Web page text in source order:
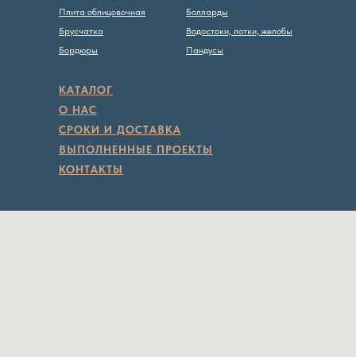
Болларды
Водостоки, лотки, желобы
Пандусы
КАТАЛОГ
О НАС
СРОКИ И ДОСТАВКА
ВЫПОЛНЕННЫЕ ПРОЕКТЫ
КОНТАКТЫ
Плита облицовочная
Брусчатка
Бордюры